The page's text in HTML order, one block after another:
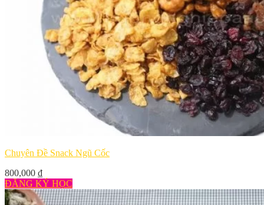
Chuyên Đề Snack Ngũ Cốc
800,000 ₫
ĐĂNG KÝ HỌC